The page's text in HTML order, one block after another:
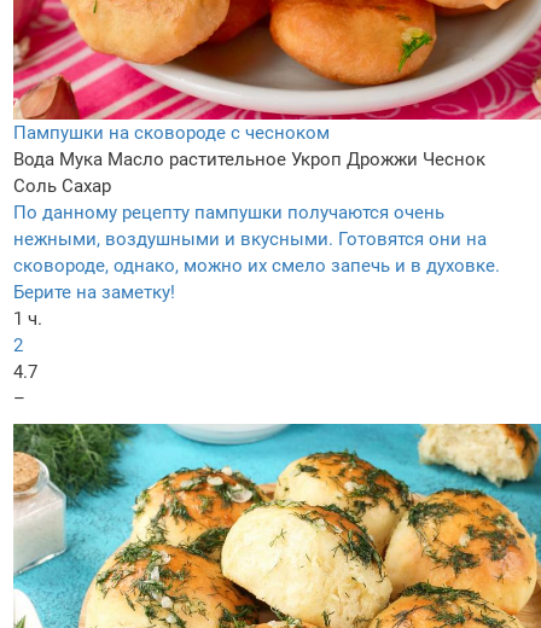
Пампушки на сковороде с чесноком
Вода Мука Масло растительное Укроп Дрожжи Чеснок
Соль Сахар
По данному рецепту пампушки получаются очень
нежными, воздушными и вкусными. Готовятся они на
сковороде, однако, можно их смело запечь и в духовке.
Берите на заметку!
1 ч.
2
4.7
–